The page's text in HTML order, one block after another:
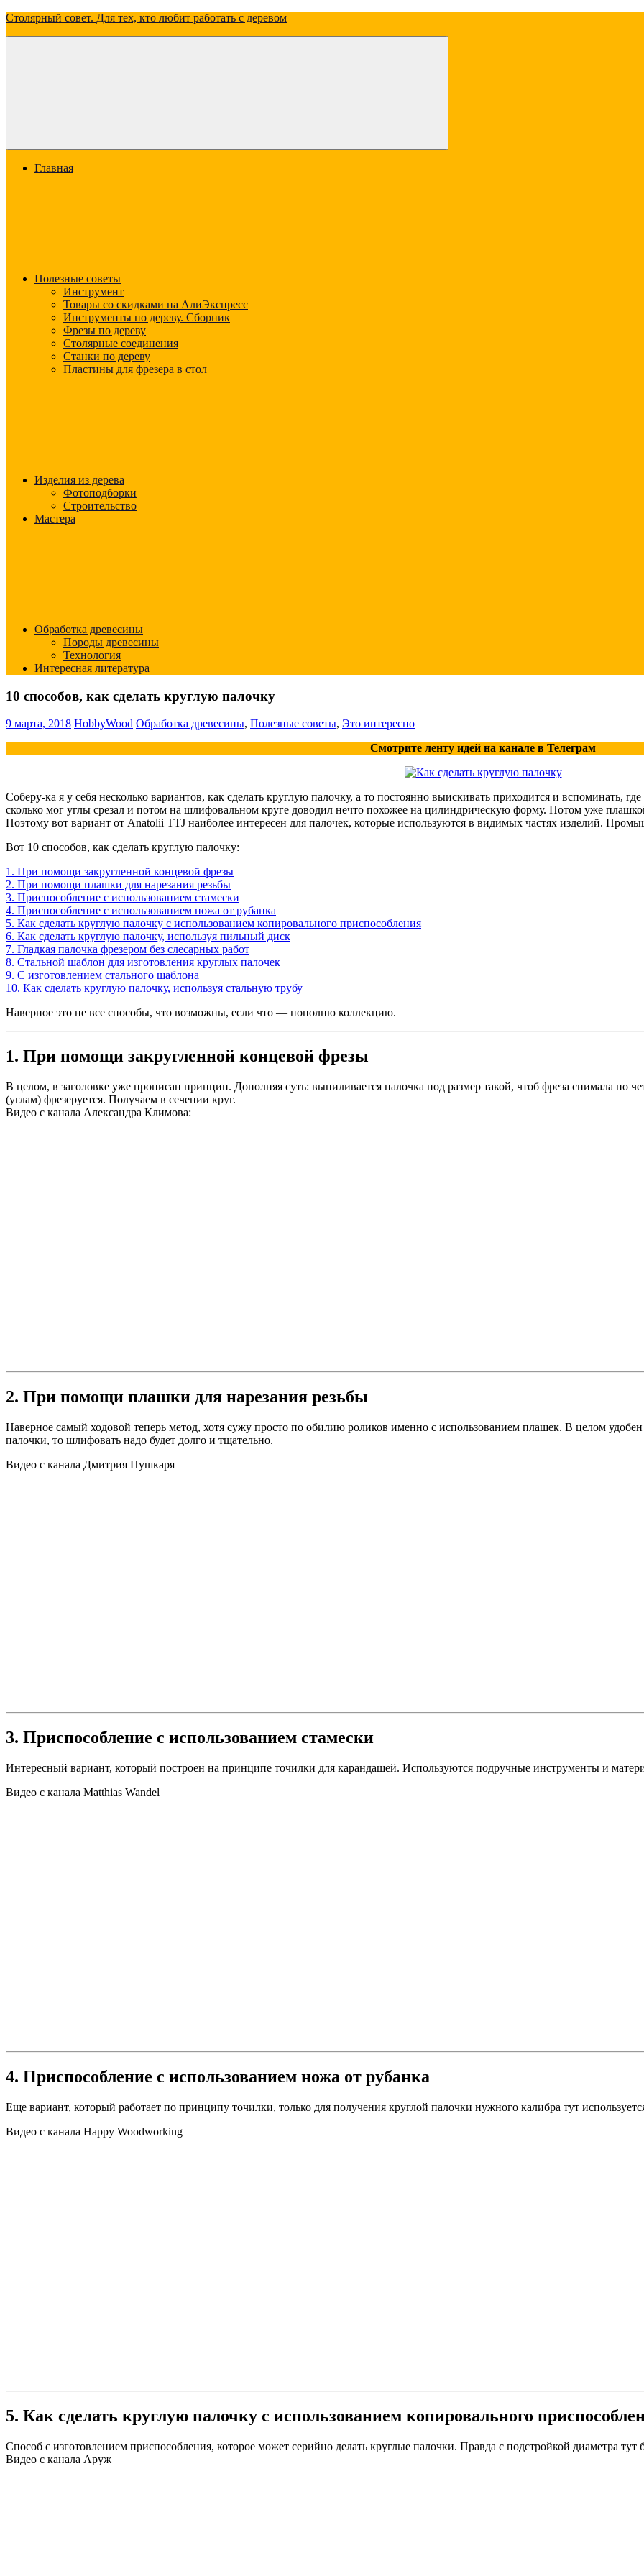
Перейти
Столярный совет. Для тех, кто любит работать с деревом
Меню
Главная
Полезные советы
Инструмент
Товары со скидками на АлиЭкспресс
Инструменты по дереву. Сборник
Фрезы по дереву
Столярные соединения
Станки по дереву
Пластины для фрезера в стол
Изделия из дерева
Фотоподборки
Строительство
Мастера
Обработка древесины
Породы древесины
Технология
Интересная литература
10 способов, как сделать круглую палочку
9 марта, 2018 HobbyWood Обработка древесины, Полезные советы, Это интересно
Смотрите ленту идей на канале в Телеграм
Соберу-ка я у себя несколько вариантов, как сделать круглую палочку, а то постоянно выискивать приходится и вспоминать,
сколько мог углы срезал и потом на шлифовальном круге доводил нечто похожее на цилиндрическую форму. Потом уже
Поэтому вот вариант от Anatolii TTJ наиболее интересен для палочек, которые используются в видимых частях изделий.
Вот 10 способов, как сделать круглую палочку:
1. При помощи закругленной концевой фрезы
2. При помощи плашки для нарезания резьбы
3. Приспособление с использованием стамески
4. Приспособление с использованием ножа от рубанка
5. Как сделать круглую палочку с использованием копировального приспособления
6. Как сделать круглую палочку, используя пильный диск
7. Гладкая палочка фрезером без слесарных работ
8. Стальной шаблон для изготовления круглых палочек
9. С изготовлением стального шаблона
10. Как сделать круглую палочку, используя стальную трубу
Наверное это не все способы, что возможны, если что — пополню коллекцию.
1. При помощи закругленной концевой фрезы
В целом, в заголовке уже прописан принцип. Дополняя суть: выпиливается палочка под размер такой, чтоб фреза снимала по
(углам) фрезеруется. Получаем в сечении круг.
Видео с канала Александра Климова:
2. При помощи плашки для нарезания резьбы
Наверное самый ходовой теперь метод, хотя сужу просто по обилию роликов именно с использованием плашек. В целом
палочки, то шлифовать надо будет долго и тщательно.
Видео с канала Дмитрия Пушкаря
3. Приспособление с использованием стамески
Интересный вариант, который построен на принципе точилки для карандашей. Используются подручные инструменты и
Видео с канала Matthias Wandel
4. Приспособление с использованием ножа от рубанка
Еще вариант, который работает по принципу точилки, только для получения круглой палочки нужного калибра тут
Видео с канала Happy Woodworking
5. Как сделать круглую палочку с использованием копировального
Способ с изготовлением приспособления, которое может серийно делать круглые палочки. Правда с подстройкой диаметра
Видео с канала Аруж